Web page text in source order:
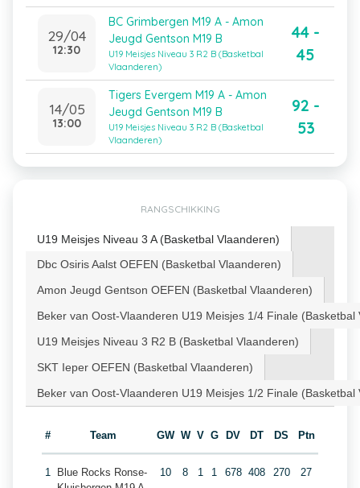
29/04
12:30
BC Grimbergen M19 A - Amon
Jeugd Gentson M19 B
U19 Meisjes Niveau 3 R2 B (Basketbal
Vlaanderen)
44 -
45
14/05
13:00
Tigers Evergem M19 A - Amon
Jeugd Gentson M19 B
U19 Meisjes Niveau 3 R2 B (Basketbal
Vlaanderen)
92 -
53
RANGSCHIKKING
U19 Meisjes Niveau 3 A (Basketbal Vlaanderen)
Dbc Osiris Aalst OEFEN (Basketbal Vlaanderen)
Amon Jeugd Gentson OEFEN (Basketbal Vlaanderen)
Beker van Oost-Vlaanderen U19 Meisjes 1/4 Finale (Basketbal
U19 Meisjes Niveau 3 R2 B (Basketbal Vlaanderen)
SKT Ieper OEFEN (Basketbal Vlaanderen)
Beker van Oost-Vlaanderen U19 Meisjes 1/2 Finale (Basketbal
# Team GW W V G DV DT DS Ptn
1
Blue Rocks Ronse-
10 8 1 1 678 408 270 27